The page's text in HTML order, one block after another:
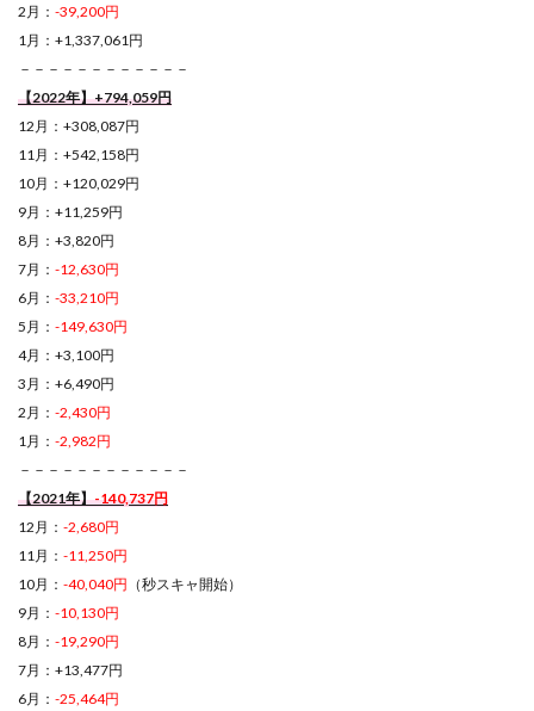
2月： -39,200円
1月：+1,337,061円
－－－－－－－－－－－－
【2022年】+794,059円
12月：+308,087円
11月：+542,158円
10月：+120,029円
9月：+11,259円
8月：+3,820円
7月： -12,630円
6月： -33,210円
5月： -149,630円
4月：+3,100円
3月：+6,490円
2月： -2,430円
1月： -2,982円
－－－－－－－－－－－－
【2021年】-140,737円
12月： -2,680円
11月： -11,250円
10月： -40,040円 （秒スキャ開始）
9月： -10,130円
8月： -19,290円
7月：+13,477円
6月： -25,464円